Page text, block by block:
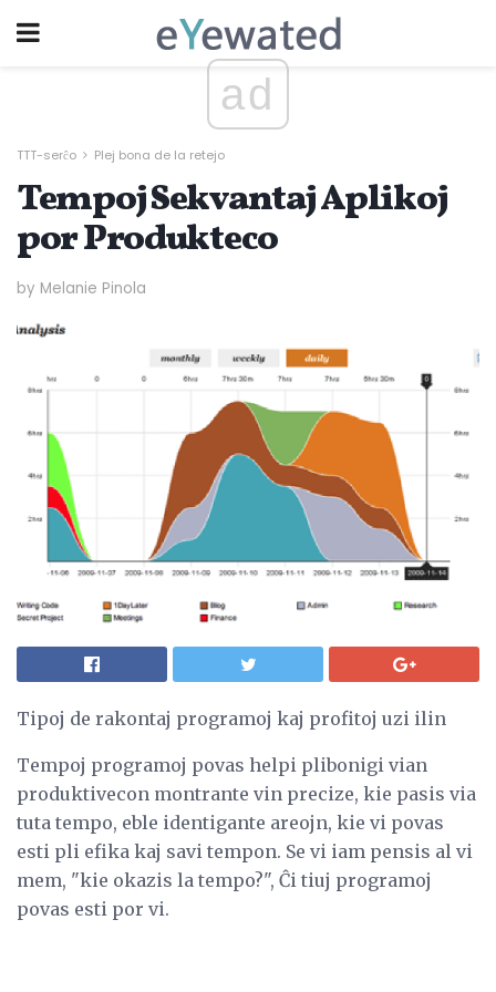
ad
TTT-serĉo Plej bona de la retejo
Tempoj Sekvantaj Aplikoj
por Produkteco
by Melanie Pinola
Tipoj de rakontaj programoj kaj profitoj uzi ilin
Tempoj programoj povas helpi plibonigi vian
produktivecon montrante vin precize, kie pasis via
tuta tempo, eble identigante areojn, kie vi povas
esti pli efika kaj savi tempon. Se vi iam pensis al vi
mem, "kie okazis la tempo?", Ĉi tiuj programoj
povas esti por vi.